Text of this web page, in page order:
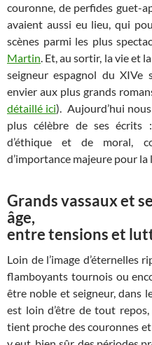
couronne, de perfides guet-
avaient aussi eu lieu, qui
scènes parmi les plus
Martin. Et, au sortir, la vie et
seigneur espagnol du
envier aux plus grands
détaillé ici). Aujourd’hui
plus célèbre de ses écrits :
d’éthique et de moral,
d’importance majeure pour
Grands vassaux et
âge,
entre tensions et
Loin de l’image d’éternelles
flamboyants tournois ou
être noble et seigneur, dans
est loin d’être de tout
tient proche des couronnes et